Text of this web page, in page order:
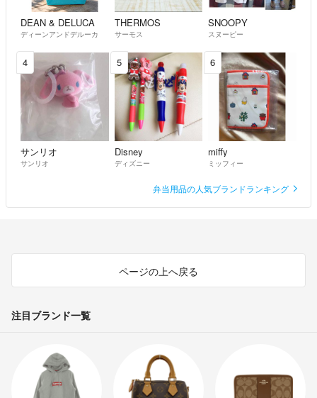
DEAN & DELUCA
ディーンアンドデルーカ
THERMOS
サーモス
SNOOPY
スヌーピー
4
サンリオ
サンリオ
5
Disney
ディズニー
6
miffy
ミッフィー
弁当用品の人気ブランドランキング
ページの上へ戻る
注目ブランド一覧